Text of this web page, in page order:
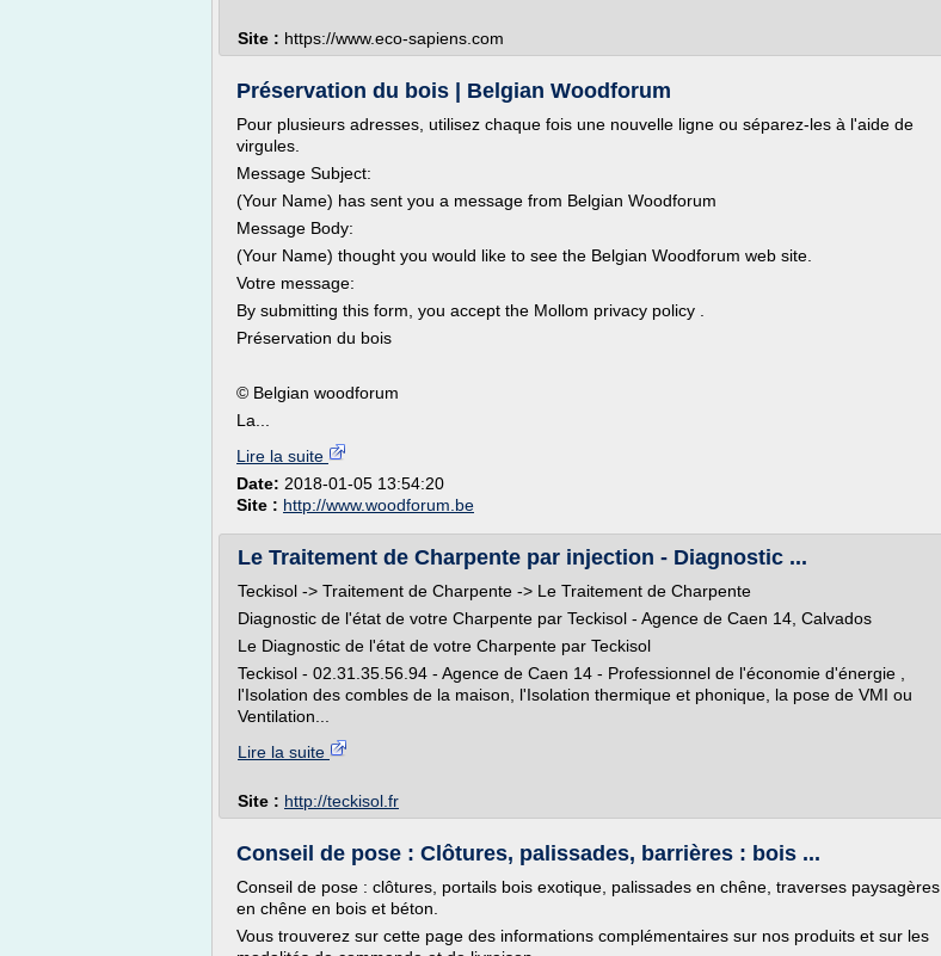
Site : https://www.eco-sapiens.com
Préservation du bois | Belgian Woodforum
Pour plusieurs adresses, utilisez chaque fois une nouvelle ligne ou séparez-les à l'aide de
virgules.
Message Subject:
(Your Name) has sent you a message from Belgian Woodforum
Message Body:
(Your Name) thought you would like to see the Belgian Woodforum web site.
Votre message:
By submitting this form, you accept the Mollom privacy policy .
Préservation du bois
© Belgian woodforum
La...
Lire la suite
Date: 2018-01-05 13:54:20
Site : http://www.woodforum.be
Le Traitement de Charpente par injection - Diagnostic ...
Teckisol -> Traitement de Charpente -> Le Traitement de Charpente
Diagnostic de l'état de votre Charpente par Teckisol - Agence de Caen 14, Calvados
Le Diagnostic de l'état de votre Charpente par Teckisol
Teckisol - 02.31.35.56.94 - Agence de Caen 14 - Professionnel de l'économie d'énergie ,
l'Isolation des combles de la maison, l'Isolation thermique et phonique, la pose de VMI ou
Ventilation...
Lire la suite
Site : http://teckisol.fr
Conseil de pose : Clôtures, palissades, barrières : bois ...
Conseil de pose : clôtures, portails bois exotique, palissades en chêne, traverses paysagères
en chêne en bois et béton.
Vous trouverez sur cette page des informations complémentaires sur nos produits et sur les